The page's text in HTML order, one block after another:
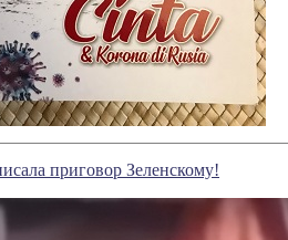
приговор Зеленскому!